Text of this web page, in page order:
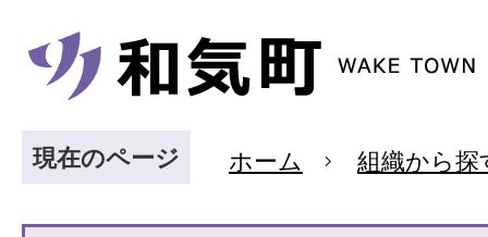
現在のページ ホーム 組織から探